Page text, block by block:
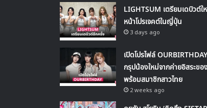
LIGHTSUM เตรียมเดบิวต์ใ
หน้าโปรเจคต์ในญี่ปุ่น
3 days ago
เปิดโปรไฟล์
กรุปน้องใหม่จากค่ายอิสระขอ
พร้อมสมาชิกสาวไทย
2 weeks ago